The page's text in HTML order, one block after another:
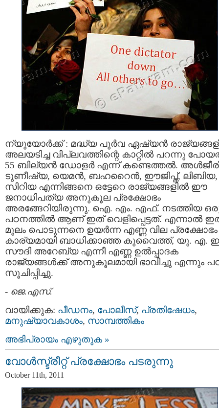
ന്യൂയോര്‍ക്ക് : മദ്ധ്യ പൂര്‍വ ഏഷ്യന്‍
അലയടിച്ച വിപ്ലവത്തിന്റെ കാറ്റില്‍ പറന്നു
55 ബില്യന്‍ ഡോളര്‍ എന്ന് കണ്ടെത്തല്‍.
ടുണീഷ്യ, യെമന്‍, ബഹറൈന്‍, ഈജിപ്ത്, ലിബിയ,
സിറിയ എന്നിങ്ങനെ ഒട്ടേറെ രാജ്യങ്ങളില്‍ ഈ
ജനാധിപത്യ അനുകൂല പ്രക്ഷോഭം
അരങ്ങേറിയിരുന്നു. ഐ. എം. എഫ്. നടത്തിയ
പഠനത്തില്‍ ആണ് ഇത് വെളിപ്പെട്ടത്‌. എന്നാല്‍
മൂലം പൊടുന്നനെ ഉയര്‍ന്ന എണ്ണ വില പ്രക്ഷോഭം
കാര്യമായി ബാധിക്കാഞ്ഞ കുവൈത്ത്‌, യു. എ.
സൗദി അറേബ്യ എന്നീ എണ്ണ ഉല്‍പ്പാദക
രാജ്യങ്ങള്‍ക്ക് അനുകൂലമായി ഭാവിച്ചു എന്നും
സൂചിപ്പിച്ചു.
- ജെ.എസ്.
വായിക്കുക: പീഡനം, പോലീസ്, പ്രതിഷേധം,
മനുഷ്യാവകാശം, സാമ്പത്തികം
അഭിപ്രായം എഴുതുക »
വോള്‍സ്ട്രീറ്റ് പ്രക്ഷോഭം പടരുന്നു
October 11th, 2011